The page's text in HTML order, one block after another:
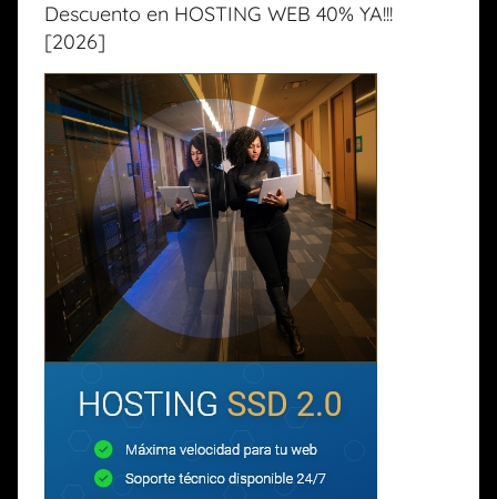
Descuento en HOSTING WEB 40% YA!!!
[2026]